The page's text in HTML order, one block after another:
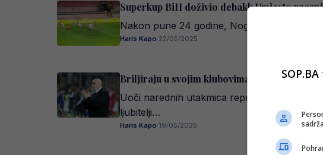
Superkup BiH doživio debakl: Umjesto
Nakon pune 24 godine, Nogometni savez
Haris Kapo·22/05/2025
Briljiraju u svojim klubovima ali ih nema na
Uoči narednih utakmica reprezentacije
ljubitelji…
Haris Kapo·19/05/2025